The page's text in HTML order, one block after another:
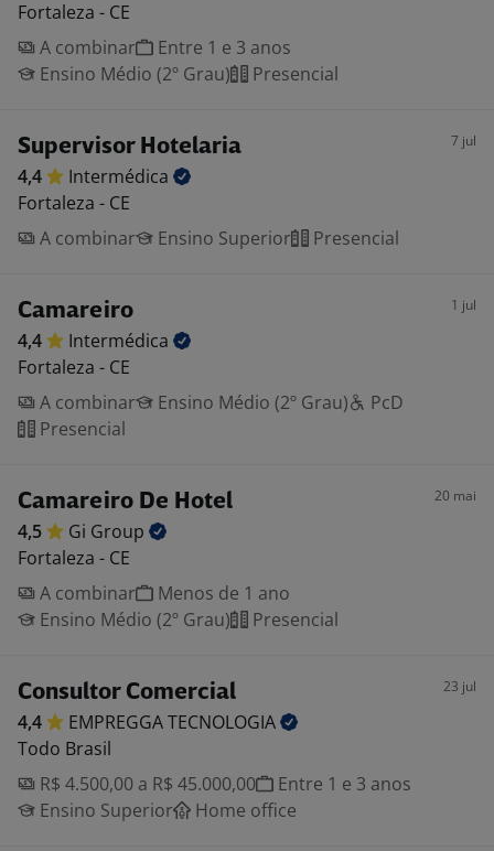
Fortaleza - CE
A combinar
Entre 1 e 3 anos
Ensino Médio (2º Grau)
Presencial
Supervisor Hotelaria 7 jul
4,4
Intermédica
Fortaleza - CE
A combinar
Ensino Superior Presencial
Camareiro 1 jul
4,4
Intermédica
Fortaleza - CE
A combinar
Ensino Médio (2º Grau)
PcD
Presencial
Camareiro De Hotel 20 mai
4,5 Gi Group
Fortaleza - CE
A combinar
Menos de 1 ano
Ensino Médio (2º Grau)
Presencial
Consultor Comercial 23 jul
4,4 EMPREGGATECNOLOGIA
Todo Brasil
R$ 4.500,00 a R$ 45.000,00
Entre 1 e 3 anos
Ensino Superior
Home office